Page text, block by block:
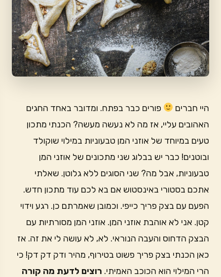
היי חברים
פורים כבר בפתח. ומדובר באחד החגים
האהובים עליי, אז מה לא נעשה מעשה? הכנתי מתכון
טעים במיוחד של אוזני המן טבעוניות במילוי שוקולד
ובוטנים! כבר יש בבלוג שני מתכונים של אוזני המן
טבעוניות, אבל מה? שני הסוגים ללא גלוטן. שאלתי
אתכם בסטורי באינסטוש אם בא לכם עוד מתכון חדש.
הפעם עם בצק פריך כייפי. וכמובן שאמרתם כן. רגע וידוי
קטן. אני לא אוהבת אוזני המן. אוזני המן מסורתיות עם
הבצק הדחוס והעבה הנוראי. לא, לא עושה לי את זה. אז
כאן הכנתי בצק פריך פשוט בטירוף, מהיר ודק דק דק! כי
הרי המילוי הוא הכוכב האמיתי. רוצים לדעת מה קורה